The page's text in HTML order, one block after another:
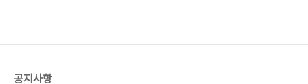
공지사항